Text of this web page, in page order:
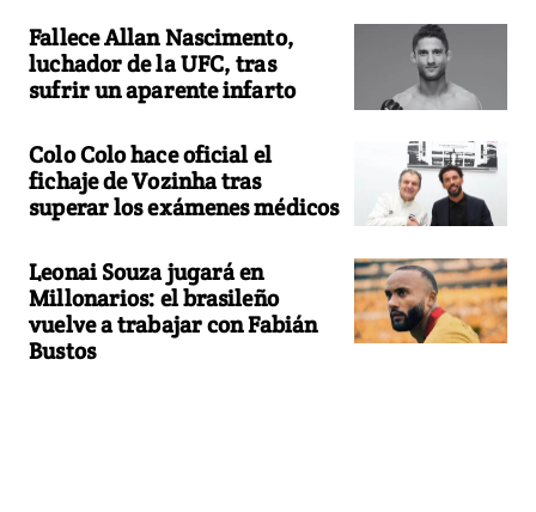
Fallece Allan Nascimento,
luchador de la UFC, tras
sufrir un aparente infarto
Colo Colo hace oficial el
fichaje de Vozinha tras
superar los exámenes médicos
Leonai Souza jugará en
Millonarios: el brasileño
vuelve a trabajar con Fabián
Bustos